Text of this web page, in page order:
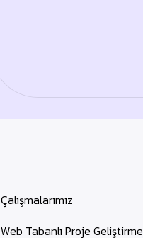
Çalışmalarımız
Web Tabanlı Proje Geliştirme